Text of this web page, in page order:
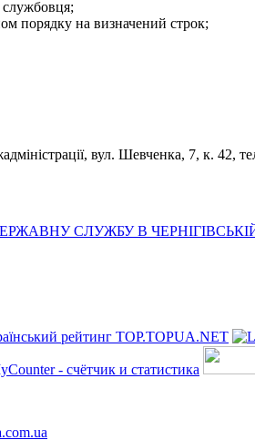
службовця;
порядку на визначений строк;
вул. Шевченка, 7, к. 42,
СЛУЖБУ В